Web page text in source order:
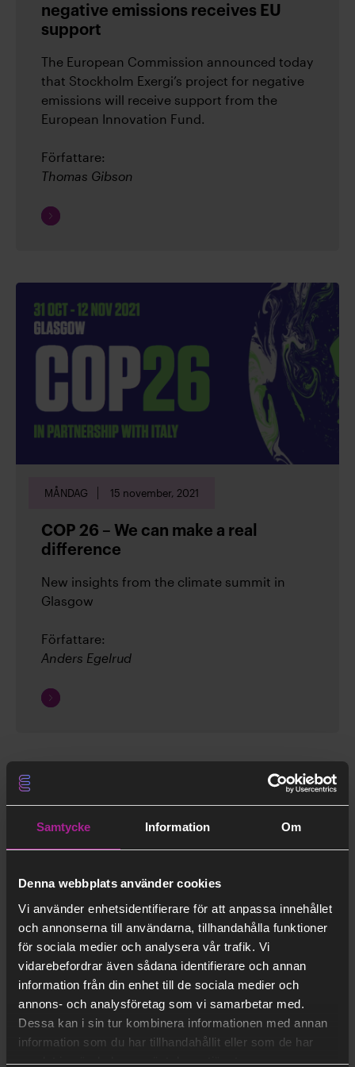
Samtycke Information Om
Denna webbplats använder cookies
Vi använder enhetsidentifierare för att anpassa innehållet
och annonserna till användarna, tillhandahålla funktioner
för sociala medier och analysera vår trafik. Vi
vidarebefordrar även sådana identifierare och annan
information från din enhet till de sociala medier och
annons- och analysföretag som vi samarbetar med.
Dessa kan i sin tur kombinera informationen med annan
information som du har tillhandahållit eller som de har
samlat in när du har använt deras tjänster.
Arkiv
(1)
2025
2024
2022 (23)
(29)
(7)
Vi som bloggar
Erik Dotzauer
negative emissions receives EU
support
The European Commission announced today
that Stockholm Exergi’s project for negative
emissions will receive support from the
European Innovation Fund.
Författare:
Thomas Gibson
Fortsätt
MÅNDAG 15 november, 2021
COP 26 – We can make a real
difference
New insights from the climate summit in
Glasgow
Författare:
Anders Egelrud
Fortsätt
COP26 – Vi kan göra skillnad på
riktigt
Nya insikter under klimatmötet i Glasgow